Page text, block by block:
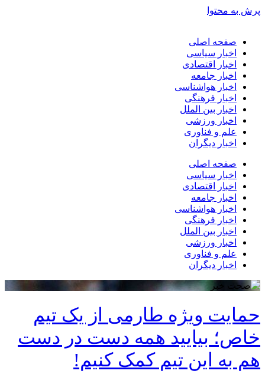
پرش به محتوا
صفحه اصلی
اخبار سیاسی
اخبار اقتصادی
اخبار جامعه
اخبار هواشناسی
اخبار فرهنگی
اخبار بین الملل
اخبار ورزشی
علم و فناوری
اخبار دیگران
صفحه اصلی
اخبار سیاسی
اخبار اقتصادی
اخبار جامعه
اخبار هواشناسی
اخبار فرهنگی
اخبار بین الملل
اخبار ورزشی
علم و فناوری
اخبار دیگران
حمایت ویژه طارمی از یک تیم
خاص؛ بیایید همه دست در دست
هم به این تیم کمک کنیم!